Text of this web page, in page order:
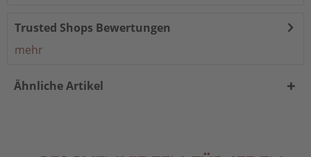
Trusted Shops Bewertungen
mehr
Ähnliche Artikel